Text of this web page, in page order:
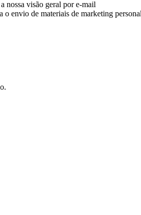
nossa visão geral por e-mail
o envio de materiais de marketing